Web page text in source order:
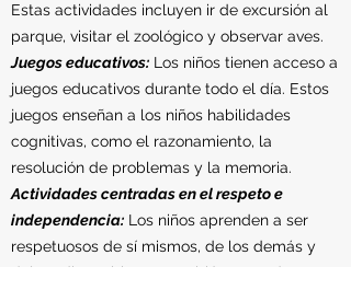
Estas actividades incluyen ir de excursión al
parque, visitar el zoológico y observar aves.
Juegos educativos: Los niños tienen acceso a
juegos educativos durante todo el día. Estos
juegos enseñan a los niños habilidades
cognitivas, como el razonamiento, la
resolución de problemas y la memoria.
Actividades centradas en el respeto e
independencia: Los niños aprenden a ser
respetuosos de sí mismos, de los demás y
del medio ambiente. También aprenden a ser